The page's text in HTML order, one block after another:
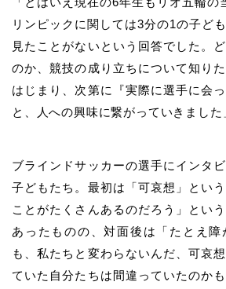
リンピックに関しては3分の1の子ど
見たことがないという回答でした。
のか、競技の成り立ちについて知り
はじまり、次第に『実際に選手に会
と、人への興味に繋がっていきました
ブラインドサッカーの選手にインタ
子どもたち。最初は「可哀想」とい
ことがたくさんあるのだろう」とい
あったものの、対面後は「たとえ障
も、私たちと変わらないんだ、可哀
ていた自分たちは間違っていたのか